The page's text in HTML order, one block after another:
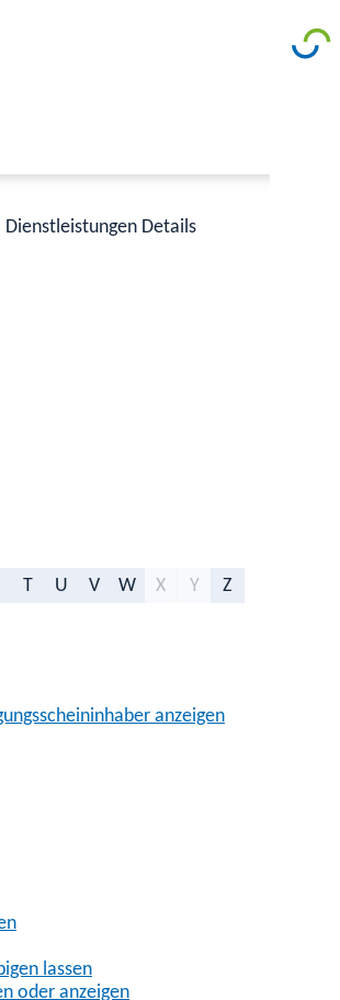
Dienstleistungen Details
T U V W X Y Z
anzeigen
lassen
oder anzeigen